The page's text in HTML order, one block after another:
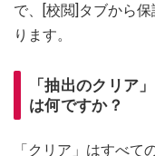
で、[校閲]タブから
ります。
「抽出のクリア
は何ですか？
「クリア」はすべ